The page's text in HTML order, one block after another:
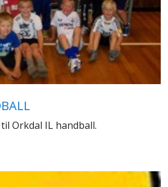
Orkdal IL handball.